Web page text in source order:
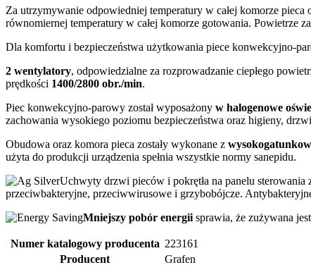
Za utrzymywanie odpowiedniej temperatury w całej komorze pieca
równomiernej temperatury w całej komorze gotowania. Powietrze
Dla komfortu i bezpieczeństwa użytkowania piece konwekcyjno-
2 wentylatory, odpowiedzialne za rozprowadzanie ciepłego
prędkości 1400/2800 obr./min.
Piec konwekcyjno-parowy został wyposażony w halogenowe
zachowania wysokiego poziomu bezpieczeństwa oraz higieny,
Obudowa oraz komora pieca zostały wykonane z
użyta do produkcji urządzenia spełnia wszystkie normy sanepidu.
Uchwyty drzwi pieców i pokrętła na panelu sterowania
przeciwbakteryjne, przeciwwirusowe i grzybobójcze.
Mniejszy pobór energii sprawia, że zużywana
Numer katalogowy producenta 223161
Producent
Grafen